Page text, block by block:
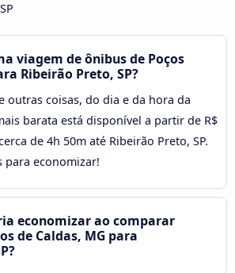
viagem de ônibus de Poços
Ribeirão Preto, SP?
outras coisas, do dia e da hora da
barata está disponível a partir de R$
de 4h 50m até Ribeirão Preto, SP.
para economizar!
economizar ao comparar
de Caldas, MG para